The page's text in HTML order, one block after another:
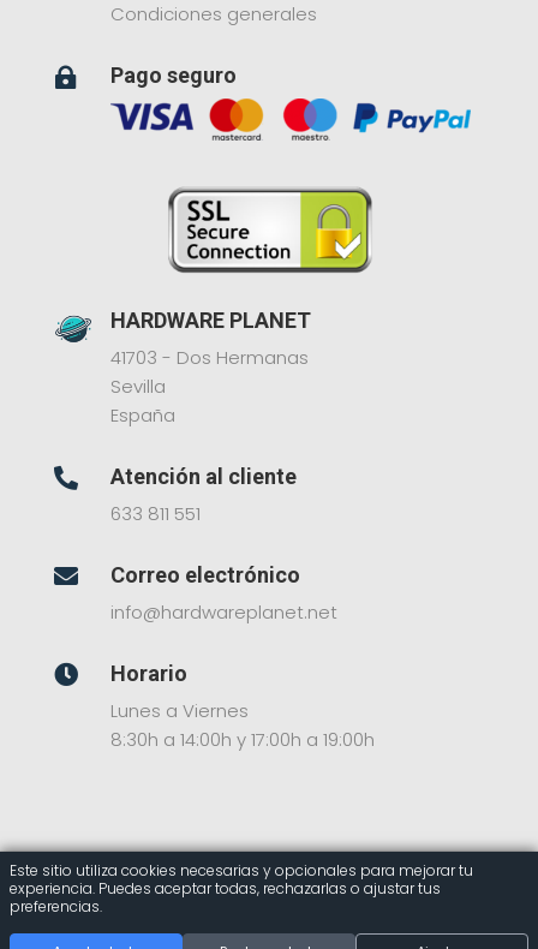
Condiciones generales
 Pago seguro
HARDWARE PLANET
41703 - Dos Hermanas
Sevilla
España

Atención al cliente
633 811 551

Correo electrónico
info@hardwareplanet.net

Horario
Lunes a Viernes
8:30h a 14:00h y 17:00h a 19:00h
© 2025 Hardware Planet – Tienda Online de
Componentes Informáticos
Este sitio utiliza cookies necesarias y opcionales para mejorar tu
experiencia. Puedes aceptar todas, rechazarlas o ajustar tus
preferencias.